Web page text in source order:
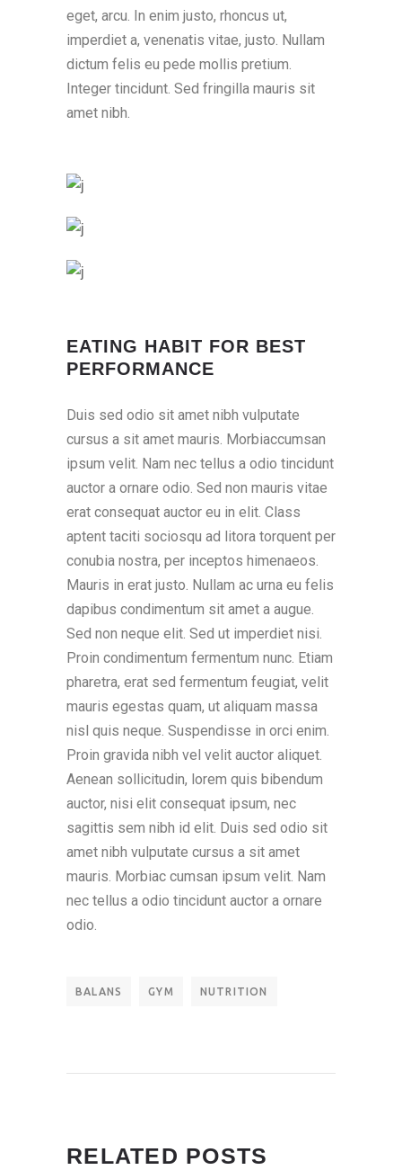
eget, arcu. In enim justo, rhoncus ut,
imperdiet a, venenatis vitae, justo. Nullam
dictum felis eu pede mollis pretium.
Integer tincidunt. Sed fringilla mauris sit
amet nibh.
EATING HABIT FOR BEST
PERFORMANCE
Duis sed odio sit amet nibh vulputate
cursus a sit amet mauris. Morbiaccumsan
ipsum velit. Nam nec tellus a odio tincidunt
auctor a ornare odio. Sed non mauris vitae
erat consequat auctor eu in elit. Class
aptent taciti sociosqu ad litora torquent per
conubia nostra, per inceptos himenaeos.
Mauris in erat justo. Nullam ac urna eu felis
dapibus condimentum sit amet a augue.
Sed non neque elit. Sed ut imperdiet nisi.
Proin condimentum fermentum nunc. Etiam
pharetra, erat sed fermentum feugiat, velit
mauris egestas quam, ut aliquam massa
nisl quis neque. Suspendisse in orci enim.
Proin gravida nibh vel velit auctor aliquet.
Aenean sollicitudin, lorem quis bibendum
auctor, nisi elit consequat ipsum, nec
sagittis sem nibh id elit. Duis sed odio sit
amet nibh vulputate cursus a sit amet
mauris. Morbiac cumsan ipsum velit. Nam
nec tellus a odio tincidunt auctor a ornare
odio.
BALANS GYM NUTRITION
RELATED POSTS